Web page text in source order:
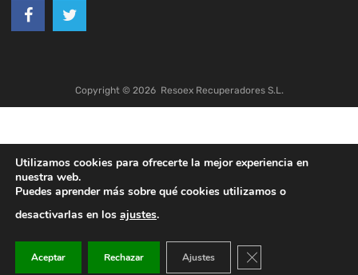
Copyright © 2026 Resoex Recuperadores S.L.
Utilizamos cookies para ofrecerte la mejor experiencia en
nuestra web.
Puedes aprender más sobre qué cookies utilizamos o
desactivarlas en los ajustes.
Aceptar Rechazar Ajustes Cerrar el banner de